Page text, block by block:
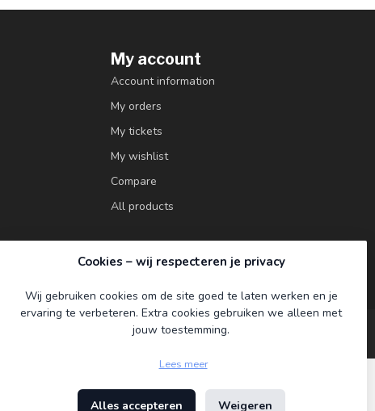
My account
Account information
My orders
My tickets
My wishlist
Compare
All products
Cookies – wij respecteren je privacy
Wij gebruiken cookies om de site goed te laten werken en je
ervaring te verbeteren. Extra cookies gebruiken we alleen met
jouw toestemming.
Lees meer
Alles accepteren Weigeren